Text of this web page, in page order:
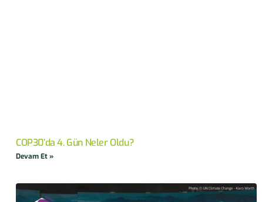
COP30’da 4. Gün Neler Oldu?
Devam Et »